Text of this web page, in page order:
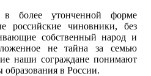
более утонченной форме
российские чиновники, без
собственный народ и
не тайна за семью
наши сограждане понимают
в России.